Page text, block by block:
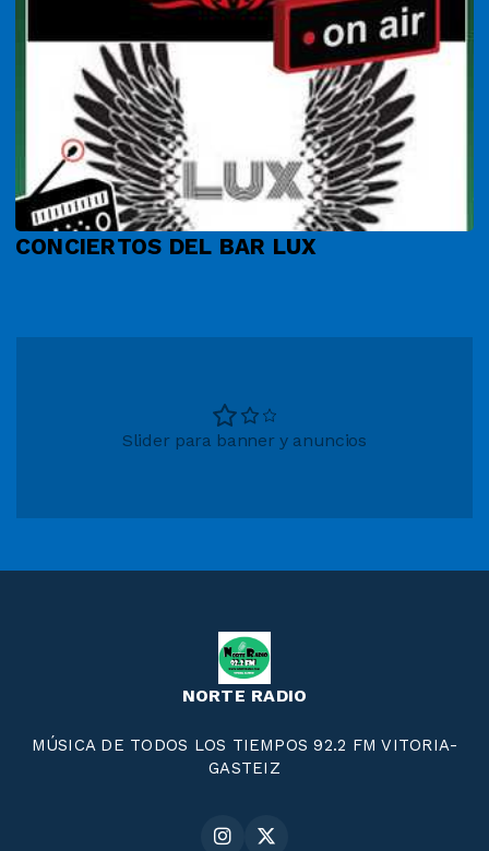
CONCIERTOS DEL BAR LUX
Slider para banner y anuncios
NORTE RADIO
MÚSICA DE TODOS LOS TIEMPOS 92.2 FM VITORIA-
GASTEIZ